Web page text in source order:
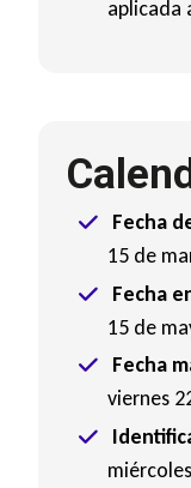
aplicada
Fecha
15 de
Fecha
15 de
Fecha
viernes